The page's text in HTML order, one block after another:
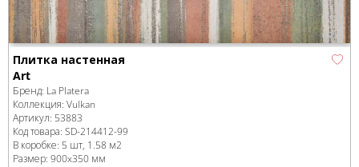
Плитка настенная
Art
Бренд: La Platera
Коллекция: Vulkan
Артикул: 53883
Код товара: SD-214412-99
В коробке: 5 шт, 1.58 м2
Размер: 900x350 мм